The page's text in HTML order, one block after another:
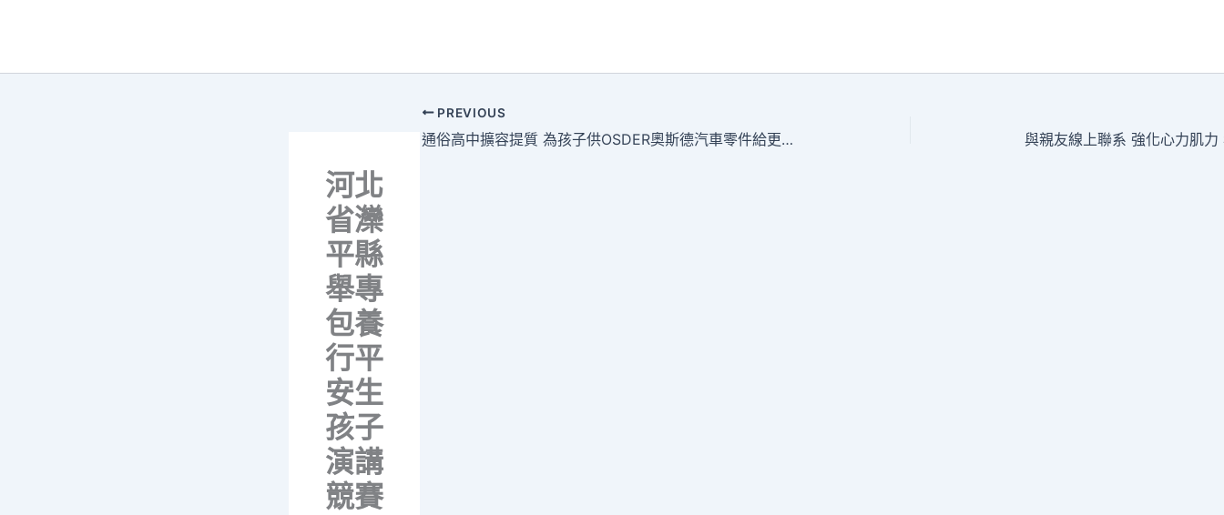
河北
省灤
平縣
舉專
包養
行平
安生
孩子
演講
競賽
PREVIOUS
通俗高中擴容提質 為孩子供OSDER奧斯德汽車零件給更豐盛、更優質的高中教導